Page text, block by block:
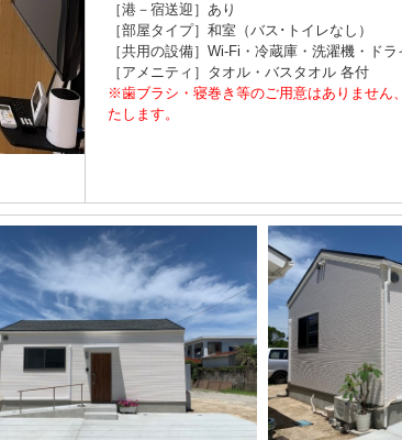
［港－宿送迎］あり
［部屋タイプ］和室（バス･トイレなし）
［共用の設備］Wi-Fi・冷蔵庫・洗濯機・ド
［アメニティ］タオル・バスタオル 各付
※歯ブラシ・寝巻き等のご用意はありません
たします。